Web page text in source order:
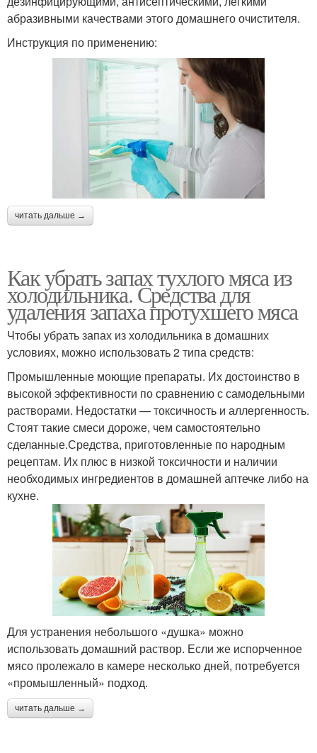
абразивными качествами этого домашнего очистителя.
Инструкция по применению:
читать дальше →
Как убрать запах тухлого мяса из
холодильника. Средства для
удаления запаха протухшего мяса
Чтобы убрать запах из холодильника в домашних
условиях, можно использовать 2 типа средств:
Промышленные моющие препараты. Их достоинство в
высокой эффективности по сравнению с самодельными
растворами. Недостатки — токсичность и аллергенность.
Стоят такие смеси дороже, чем самостоятельно
сделанные.Средства, приготовленные по народным
рецептам. Их плюс в низкой токсичности и наличии
необходимых ингредиентов в домашней аптечке либо на
кухне.
Для устранения небольшого «душка» можно
использовать домашний раствор. Если же испорченное
мясо пролежало в камере несколько дней, потребуется
«промышленный» подход.
читать дальше →